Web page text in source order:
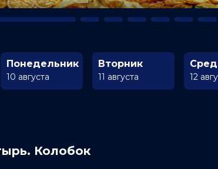
Понедельник
10 августа
Вторник
11 августа 12
Колобок